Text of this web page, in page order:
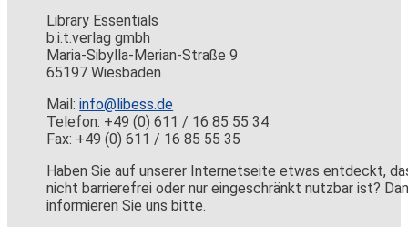
Library Essentials
b.i.t.verlag gmbh
Maria-Sibylla-Merian-Straße 9
65197 Wiesbaden
Mail:info@libess.de
Telefon: +49 (0) 611 / 16 85 55 34
Fax: +49 (0) 611 / 16 85 55 35
Haben Sie auf unserer Internetseite etwas entdeckt,
nicht barrierefrei oder nur eingeschränkt nutzbar ist?
informieren Sie uns bitte.